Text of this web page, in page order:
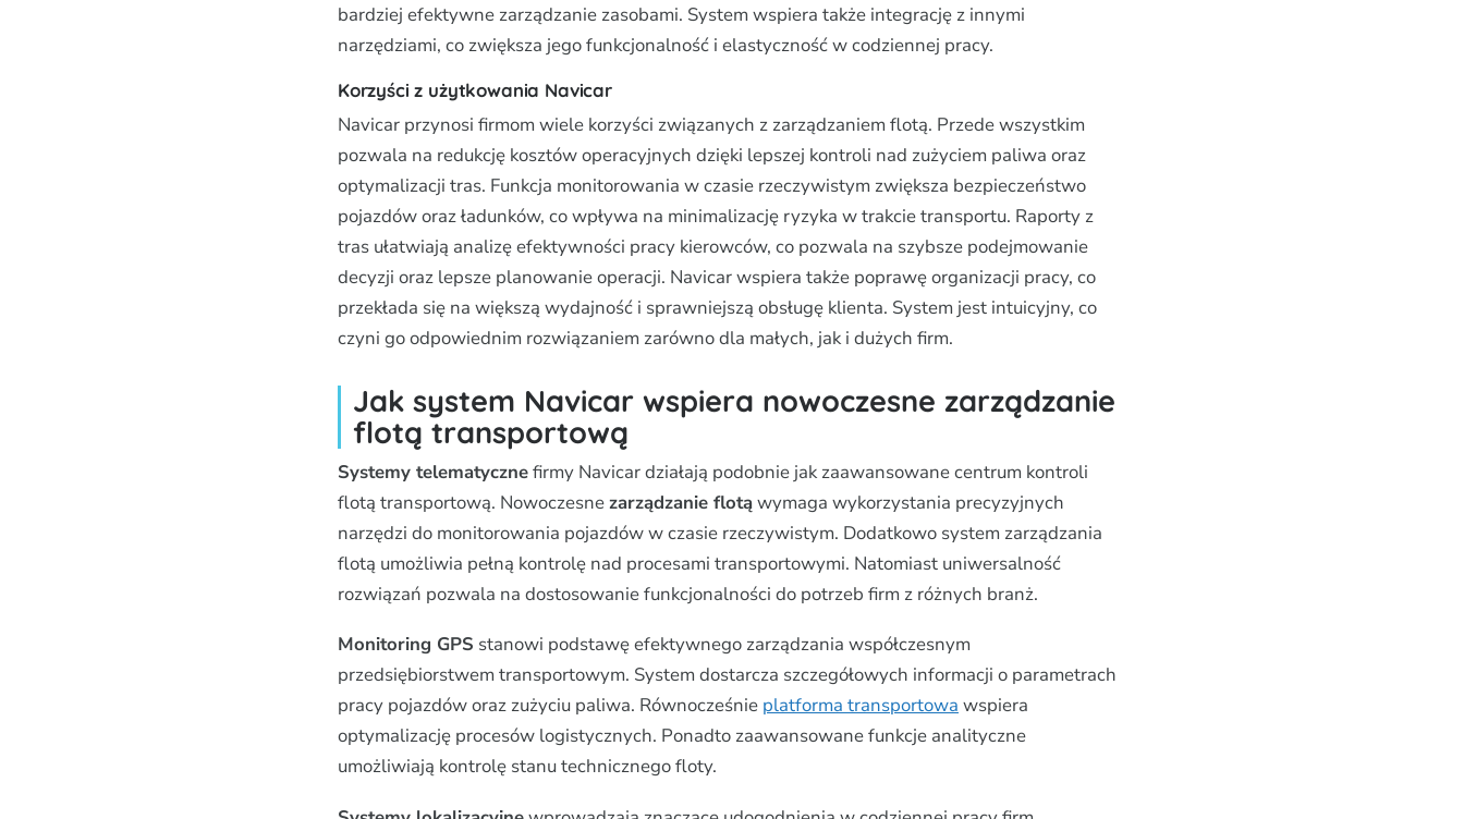
bardziej efektywne zarządzanie zasobami. System wspiera także integrację z innymi
narzędziami, co zwiększa jego funkcjonalność i elastyczność w codziennej pracy.
Korzyści z użytkowania Navicar
Navicar przynosi firmom wiele korzyści związanych z zarządzaniem flotą. Przede wszystkim
pozwala na redukcję kosztów operacyjnych dzięki lepszej kontroli nad zużyciem paliwa oraz
optymalizacji tras. Funkcja monitorowania w czasie rzeczywistym zwiększa bezpieczeństwo
pojazdów oraz ładunków, co wpływa na minimalizację ryzyka w trakcie transportu. Raporty z
tras ułatwiają analizę efektywności pracy kierowców, co pozwala na szybsze podejmowanie
decyzji oraz lepsze planowanie operacji. Navicar wspiera także poprawę organizacji pracy, co
przekłada się na większą wydajność i sprawniejszą obsługę klienta. System jest intuicyjny, co
czyni go odpowiednim rozwiązaniem zarówno dla małych, jak i dużych firm.
Jak system Navicar wspiera nowoczesne zarządzanie
flotą transportową
Systemy telematycznefirmy Navicar działają podobnie jak zaawansowane centrum kontroli
flotą transportową. Nowoczesnezarządzanie flotąwymaga wykorzystania precyzyjnych
narzędzi do monitorowania pojazdów w czasie rzeczywistym. Dodatkowo system zarządzania
flotą umożliwia pełną kontrolę nad procesami transportowymi. Natomiast uniwersalność
rozwiązań pozwala na dostosowanie funkcjonalności do potrzeb firm z różnych branż.
Monitoring GPS stanowi podstawę efektywnego zarządzania współczesnym
przedsiębiorstwem transportowym. System dostarcza szczegółowych informacji o parametrach
pracy pojazdów oraz zużyciu paliwa. Równocześnie platforma transportowa wspiera
optymalizację procesów logistycznych. Ponadto zaawansowane funkcje analityczne
umożliwiają kontrolę stanu technicznego floty.